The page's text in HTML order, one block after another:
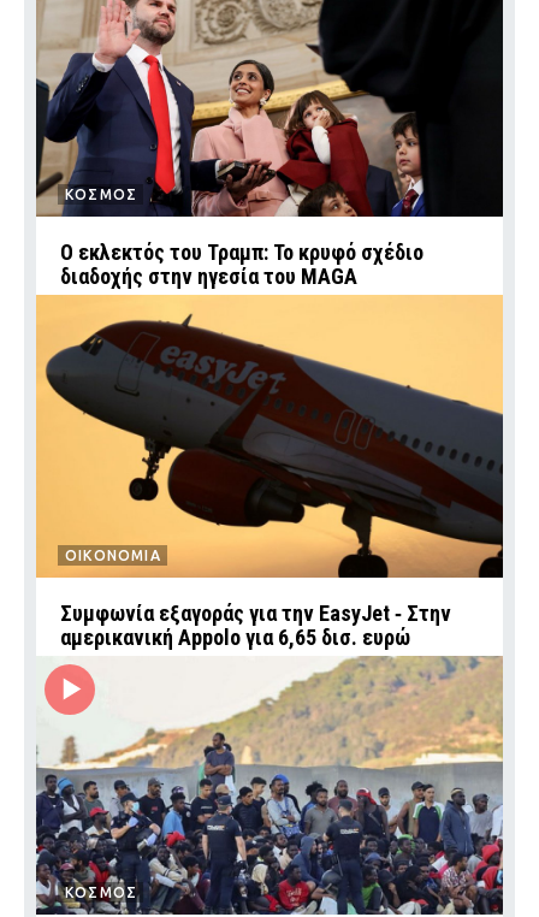
ΚΟΣΜΟΣ
Ο εκλεκτός του Τραμπ: Το κρυφό σχέδιο
διαδοχής στην ηγεσία του MAGA
ΟΙΚΟΝΟΜΙΑ
Συμφωνία εξαγοράς για την EasyJet ‑ Στην
αμερικανική Appolo για 6,65 δισ. ευρώ
ΚΟΣΜΟΣ